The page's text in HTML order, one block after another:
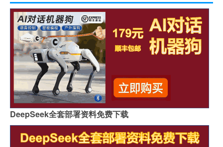
DeepSeek全套部署资料免费下载